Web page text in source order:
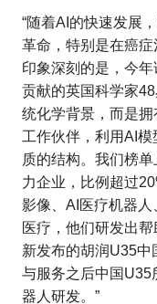
“随着AI的快速发展
革命，特别是在癌
印象深刻的是，今
贡献的英国科学家
统化学背景，而是
工作伙伴，利用AI
质的结构。我们榜
力企业，比例超过
影像、AI医疗机器
医疗，他们研发出
新发布的胡润U35
与服务之后中国U35
器人研发。”